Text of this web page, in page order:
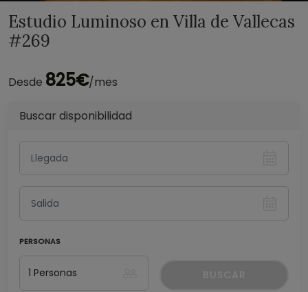
Estudio Luminoso en Villa de Vallecas
#269
Desde 825€/mes
Buscar disponibilidad
PERSONAS